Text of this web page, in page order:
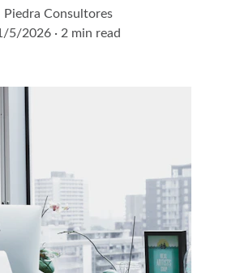
Piedra Consultores
5/2026
2 min read